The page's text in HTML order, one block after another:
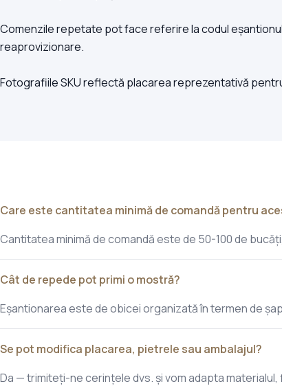
Comenzile repetate pot face referire la codul
reaprovizionare.
Fotografiile SKU reflectă placarea reprezentativă
Care este cantitatea minimă de comandă pentru
Cantitatea minimă de comandă este de 50-100 de
Cât de repede pot primi o mostră?
Eșantionarea este de obicei organizată în termen de
Se pot modifica placarea, pietrele sau ambalajul?
Da — trimiteți-ne cerințele dvs. și vom adapta